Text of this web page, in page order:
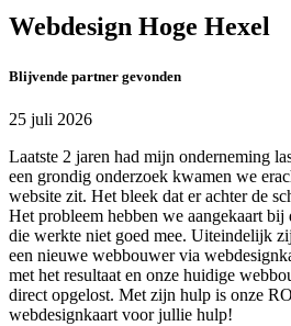
Webdesign Hoge Hexel
Blijvende partner gevonden
25 juli 2026
Laatste 2 jaren had mijn onderneming
een grondig onderzoek kwamen we
website zit. Het bleek dat er achter de
Het probleem hebben we aangekaart
die werkte niet goed mee. Uiteindelijk
een nieuwe webbouwer via
met het resultaat en onze huidige
direct opgelost. Met zijn hulp is onze
webdesignkaart voor jullie hulp!